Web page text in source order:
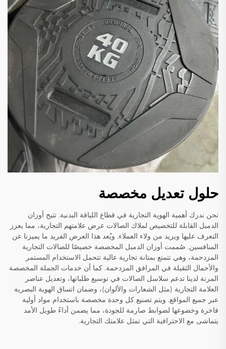
حلول تعديل مخصصة
نحن ندرك أهمية الهوية التجارية في قطاع اللياقة البدنية. تتيح أوزان
الدمبل القابلة للتخصيص لملاك الصالات عرض علامتهم التجارية، مما يعزز
التعرف عليها ويزيد من ولاء العملاء. ويُعد هذا العرض الفريد ما يميزنا عن
المنافسين. صُممت أوزان الدمبل المخصصة خصيصًا للصالات التجارية
المزدحمة، وهي تتمتع بمتانة تجارية عالية تتحمل الاستخدام المستمر
والأحمال الثقيلة في المرافق المزدحمة. كما أن خدمات الجملة المخصصة
المرنة لدينا تدعم سلاسل الصالات في توسيع طلباتها، وتعديل عناصر
العلامة التجارية (مثل الشعارات والألوان)، وضمان اتساق الهوية البصرية
عبر جميع المواقع. ويتم تصنيع كل وحدة مخصصة باستخدام مواد أولية
فاخرة وخضوعها لضوابط صارمة للجودة، مما يضمن أداءً طويل الأمد
يتماشى مع الاحترافية التي تمثل علامتك التجارية.